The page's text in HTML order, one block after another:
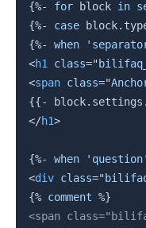
{%-
for block in
{%-
case block.
{%-
when
<h1 class="
<span class="
{{-
block. settings .
</h1>
{%- when 'question'
<div class="
{% comment %}
<span